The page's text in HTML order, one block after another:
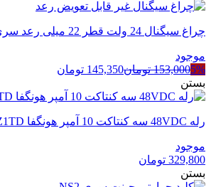
چراغ سیگنال 24 ولت قطر 22 میلی رعد سری IN22
موجود
5%
153,000 تومان145,350 تومان
بستن
رله 48VDC سه کنتاکت 10 آمپر هونگفا HF18FF/048-3Z1TD
موجود
329,800 تومان
بستن